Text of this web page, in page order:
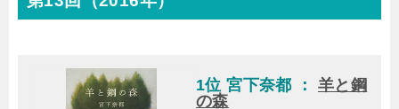
1位 宮下奈都 ： 羊と鋼
の森